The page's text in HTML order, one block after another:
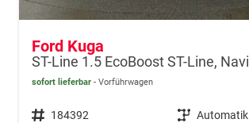
Ford Kuga
sofort lieferbar Vorführwagen
Fahrzeugnr. 184392 Getriebe Automatik